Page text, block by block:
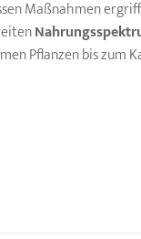
Maßnahmen
Pflanzen bis zum